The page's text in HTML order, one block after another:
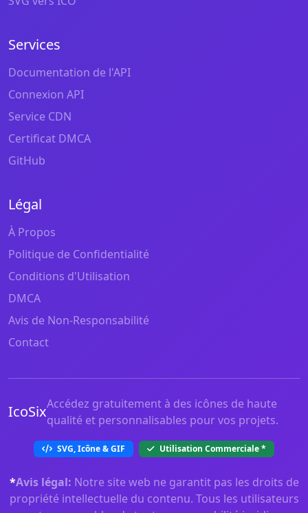
Services
Documentation de l'API
Connexion API
Service CDN
Certificat DMCA
GitHub
Légal
À Propos
Politique de Confidentialité
Conditions d'Utilisation
DMCA
Avis de Non-Responsabilité
Contact
IcoSixAccédez gratuitement à des icônes de haute
qualité et personnalisables pour vos projets.
SVG, Icône & GIF Utilisation Commerciale*
*Avis légal: Notre site web ne garantit pas les droits de
propriété intellectuelle du contenu. Tous les utilisateurs